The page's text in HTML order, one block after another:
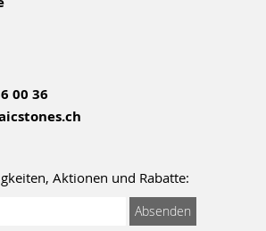
00 36
Aktionen und Rabatte:
Absenden